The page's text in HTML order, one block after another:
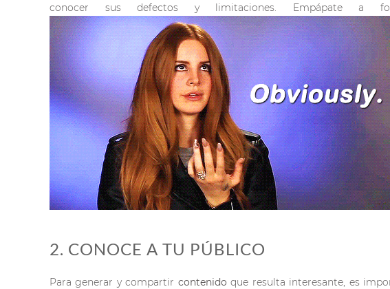
conocer sus defectos y limitaciones. Empápate a
2. CONOCE A TU PÚBLICO
Para generar y compartir contenido que resulta interesante, es